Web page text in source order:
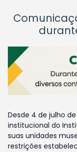
Desde 4 de julho
institucional do
suas unidades
restrições